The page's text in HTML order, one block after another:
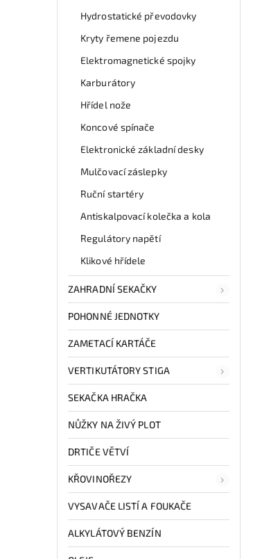
Hydrostatické převodovky
Kryty řemene pojezdu
Elektromagnetické spojky
Karburátory
Hřídel nože
Koncové spínače
Elektronické základní desky
Mulčovací záslepky
Ruční startéry
Antiskalpovací kolečka a kola
Regulátory napětí
Klikové hřídele
ZAHRADNÍ SEKAČKY
POHONNÉ JEDNOTKY
ZAMETACÍ KARTÁČE
VERTIKUTÁTORY STIGA
SEKAČKA HRAČKA
NŮŽKY NA ŽIVÝ PLOT
DRTIČE VĚTVÍ
KŘOVINOŘEZY
VYSAVAČE LISTÍ A FOUKAČE
ALKYLÁTOVÝ BENZÍN